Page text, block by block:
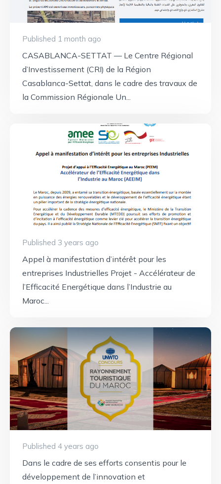
Published 1 month ago
CASABLANCA-SETTAT — Le Centre Régional
d’Investissement (CRI) de la Région
Casablanca-Settat, dans le cadre des travaux de
la Commission Régionale Un...
Published 3 years ago
Appel à manifestation d’intérêt pour les
entreprises Industrielles Projet - Accélérateur de
l’Efficacité Energétique dans l’Industrie au
Maroc...
Published 4 years ago
Dans le cadre de ses efforts consentis pour le
développement de l’innovation et